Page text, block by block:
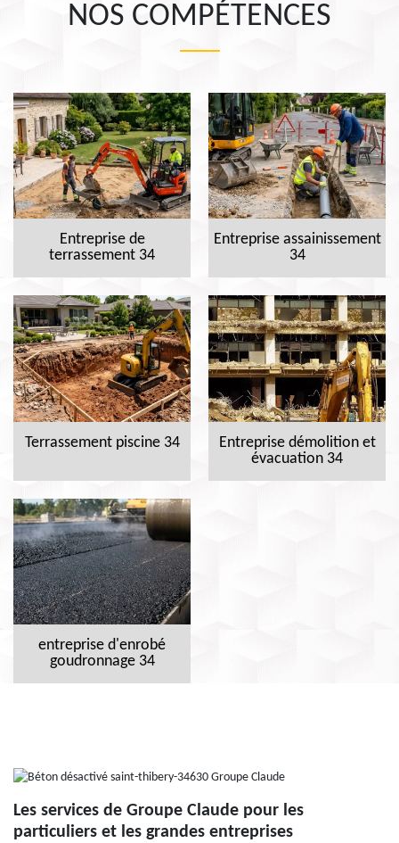
NOS COMPÉTENCES
Entreprise de
terrassement 34
Entreprise assainissement
34
Terrassement piscine 34
Entreprise démolition et
évacuation 34
entreprise d'enrobé
goudronnage 34
Les services de Groupe Claude pour les
particuliers et les grandes entreprises